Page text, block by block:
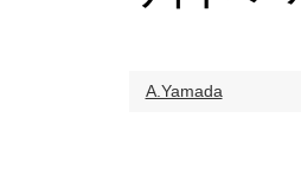
A.Yamada